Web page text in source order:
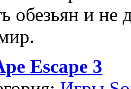
обезьян и
Escape 3